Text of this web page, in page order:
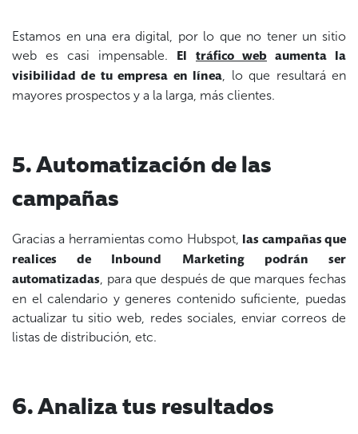
Estamos en una era digital, por lo que no tener un sitio
web es casi impensable.
El tráfico web aumenta la
visibilidad de tu empresa en línea, lo que resultará en
mayores prospectos y a la larga, más clientes.
5. Automatización de las
campañas
Gracias a herramientas como Hubspot,
las campañas que
realices de Inbound Marketing podrán ser
automatizadas, para que después de que marques fechas
en el calendario y generes contenido suficiente, puedas
actualizar tu sitio web, redes sociales, enviar correos de
listas de distribución, etc.
6. Analiza tus resultados